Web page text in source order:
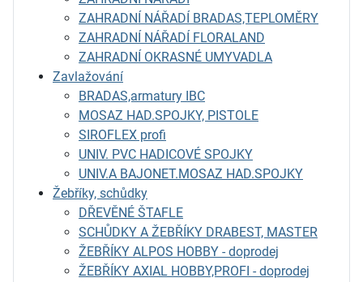
ZAHRADNÍ NÁŘADÍ BRADAS,TEPLOMĚRY
ZAHRADNÍ NÁŘADÍ FLORALAND
ZAHRADNÍ OKRASNÉ UMYVADLA
Zavlažování
BRADAS,armatury IBC
MOSAZ HAD.SPOJKY, PISTOLE
SIROFLEX profi
UNIV. PVC HADICOVÉ SPOJKY
UNIV.A BAJONET.MOSAZ HAD.SPOJKY
Žebříky, schůdky
DŘEVĚNÉ ŠTAFLE
SCHŮDKY A ŽEBŘÍKY DRABEST, MASTER
ŽEBŘÍKY ALPOS HOBBY - doprodej
ŽEBŘÍKY AXIAL HOBBY,PROFI - doprodej